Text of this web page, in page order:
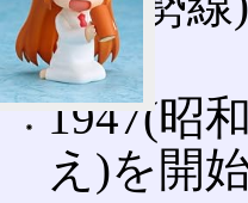
た。
1947(昭
え)を開